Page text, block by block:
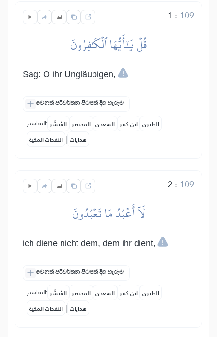
1 : 109
قُلۡ يَٰٓأَيُّهَا ٱلۡكَٰفِرُونَ
Sag: O ihr Ungläubigen,
වෙනත් පරිවර්තන පිටපත් දිග හැරුම
التفاسير: المُيسَّر المختصر السعدي ابن كثير الطبري
النفحات المكية | هدايات
2 : 109
لَآ أَعۡبُدُ مَا تَعۡبُدُونَ
ich diene nicht dem, dem ihr dient,
වෙනත් පරිවර්තන පිටපත් දිග හැරුම
التفاسير: المُيسَّر المختصر السعدي ابن كثير الطبري
النفحات المكية | هدايات